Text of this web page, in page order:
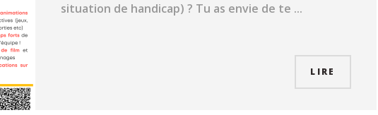
situation de handicap) ? Tu as envie de te ...
LIRE